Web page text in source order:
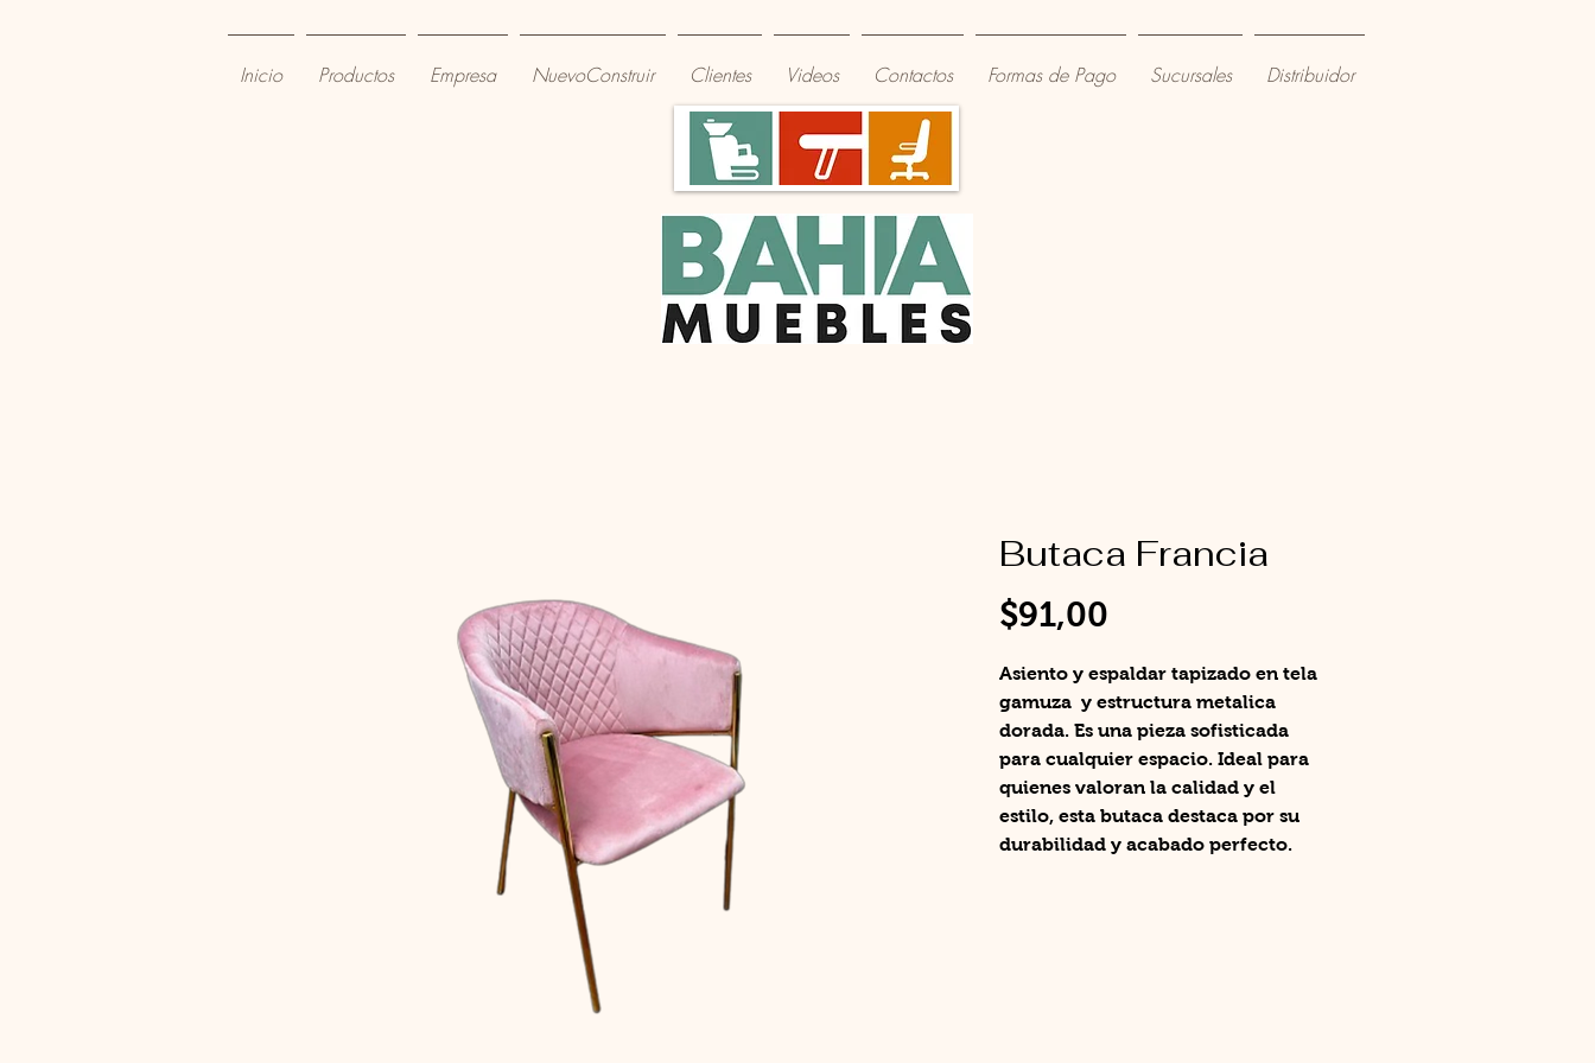
Inicio Productos Empresa NuevoConstruir Clientes Videos Contactos Formas de Pago Sucursales Distribuidor
Butaca Francia
$91,00
Asiento y espaldar tapizado en tela
gamuza y estructura metalica
dorada. Es una pieza sofisticada
para cualquier espacio. Ideal para
quienes valoran la calidad y el
estilo, esta butaca destaca por su
durabilidad y acabado perfecto.